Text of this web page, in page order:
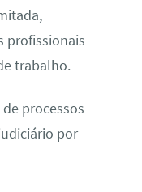
profissionais
trabalho.
processos
por